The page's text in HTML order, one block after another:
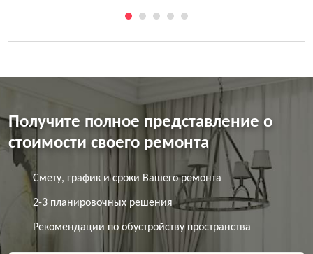
Получите полное представление о
стоимости своего ремонта
Смету, график и сроки Вашего ремонта
2-3 планировочных решения
Рекомендации по обустройству пространства